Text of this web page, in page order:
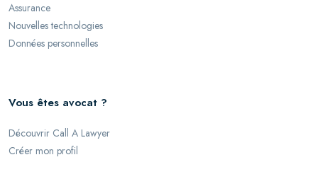
Assurance
Nouvelles technologies
Données personnelles
Vous êtes avocat ?
Découvrir Call A Lawyer
Créer mon profil